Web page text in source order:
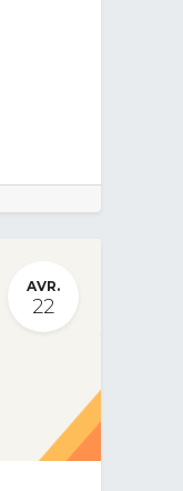
AVR.
22